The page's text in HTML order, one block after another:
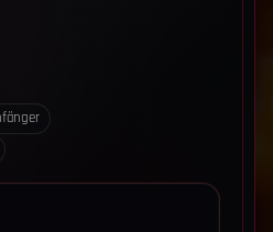
vorbehalten.